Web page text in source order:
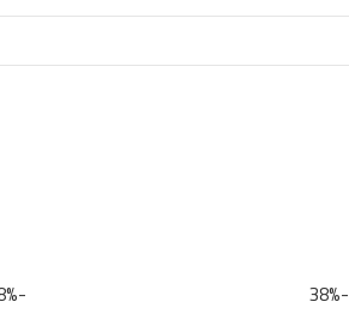
-38%
-38%